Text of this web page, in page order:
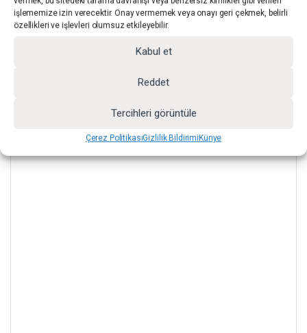
işlememize izin verecektir. Onay vermemek veya onayı geri çekmek, belirli
özellikleri ve işlevleri olumsuz etkileyebilir.
Kabul et
Reddet
Tercihleri görüntüle
Çerez PolitikasıGizlilik BildirimiKünye
TEKNİK ÖZELLİKLER